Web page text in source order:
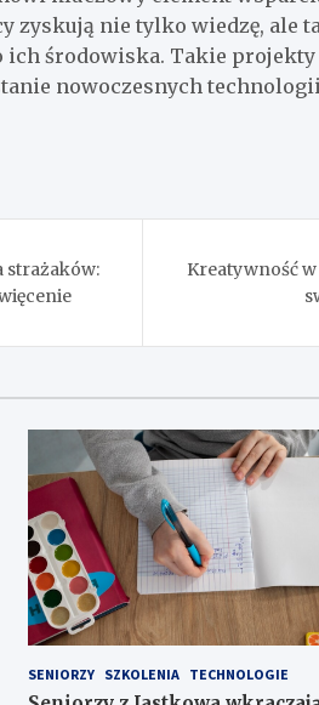
zyskują nie tylko wiedzę, ale
ich środowiska. Takie
nowoczesnych
strażaków:
Kreatywność
SENIORZY SZKOLENIA TECHNOLOGIE